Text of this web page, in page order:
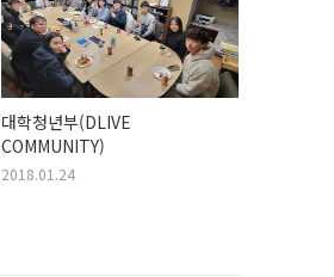
대학청년부(DLIVE
COMMUNITY)
2018.01.24